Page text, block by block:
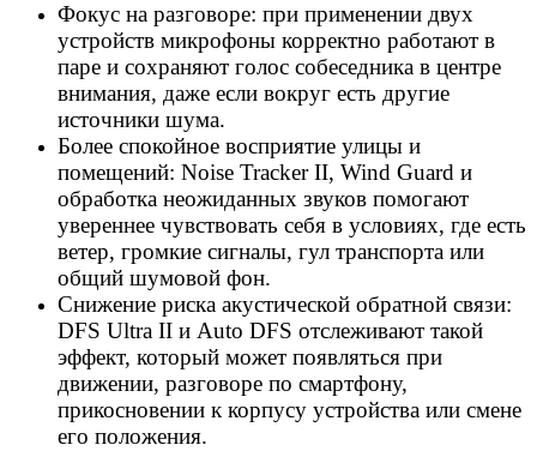
Фокус на разговоре: при применении двух
устройств микрофоны корректно работают в
паре и сохраняют голос собеседника в центре
внимания, даже если вокруг есть другие
источники шума.
Более спокойное восприятие улицы и
помещений: Noise Tracker II, Wind Guard и
обработка неожиданных звуков помогают
увереннее чувствовать себя в условиях, где есть
ветер, громкие сигналы, гул транспорта или
общий шумовой фон.
Снижение риска акустической обратной связи:
DFS Ultra II и Auto DFS отслеживают такой
эффект, который может появляться при
движении, разговоре по смартфону,
прикосновении к корпусу устройства или смене
его положения.